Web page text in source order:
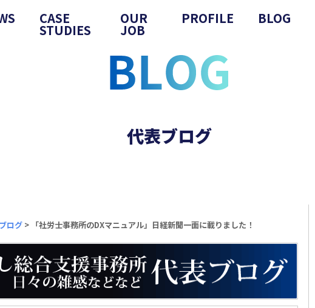
CASE
STUDIES
OUR
JOB
PROFILE BLOG
代表ブログ
ブログ > 「社労士事務所のDXマニュアル」日経新聞一面に載りました！